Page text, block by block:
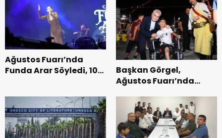
Ağustos Fuarı’nda
Funda Arar Söyledi, 100
Başkan Görgel,
Ağustos Fuarı’nda
Vatandaşlarla
Buluştu.